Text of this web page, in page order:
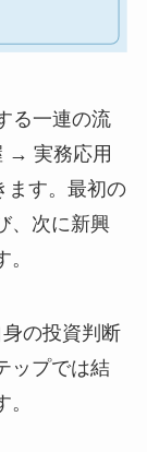
る一連の流
→ 実務応用
ます。最初の
、次に新興
の投資判断
ップでは結